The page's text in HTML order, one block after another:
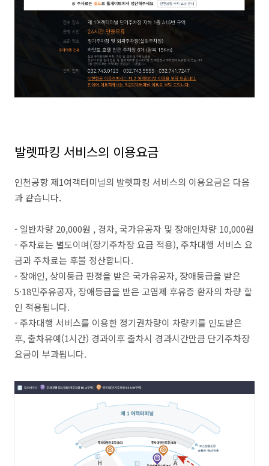
발렛파킹 서비스의 이용요금
인천공항 제1여객터미널의 발렛파킹 서비스의 이용요금은 다음
과 같습니다.
- 일반차량 20,000원 , 경차, 국가유공자 및 장애인차량 10,000원
- 주차료는 별도이며(장기주차장 요금 적용), 주차대행 서비스 요
금과 주차료는 후불 정산합니다.
- 장애인, 상이등급 판정을 받은 국가유공자, 장애등급을 받은
5·18민주유공자, 장애등급을 받은 고엽제 후유증 환자의 차량 할
인 적용됩니다.
- 주차대행 서비스를 이용한 정기권차량이 차량키를 인도받은
후, 출차유예(1시간) 경과이후 출차시 경과시간만큼 단기주차장
요금이 부과됩니다.